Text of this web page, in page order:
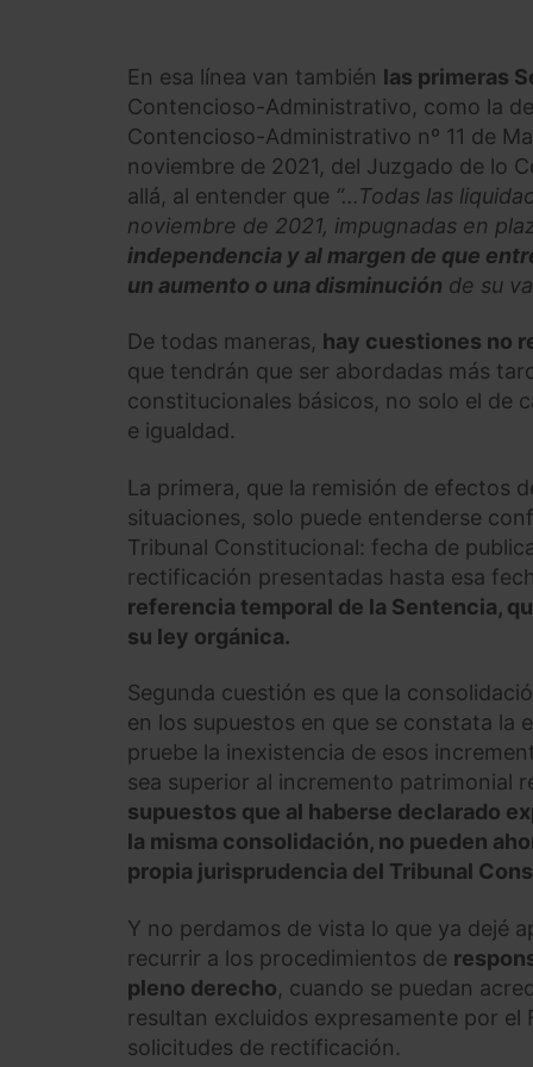
En esa línea van también las primeras
Contencioso-Administrativo, como la
Contencioso-Administrativo nº 11 de
noviembre de 2021, del Juzgado de lo
allá, al entender que “…Todas las
noviembre de 2021, impugnadas en
independencia y al margen de que
un aumento o una disminución de su
De todas maneras, hay cuestiones no
que tendrán que ser abordadas más
constitucionales básicos, no solo el de
e igualdad.
La primera, que la remisión de efectos
situaciones, solo puede entenderse
Tribunal Constitucional: fecha de
rectificación presentadas hasta esa
referencia temporal de la Sentencia,
su ley orgánica.
Segunda cuestión es que la
en los supuestos en que se constata la
pruebe la inexistencia de esos
sea superior al incremento patrimonial
supuestos que al haberse declarado
la misma consolidación, no pueden
propia jurisprudencia del Tribunal
Y no perdamos de vista lo que ya dejé
recurrir a los procedimientos de
pleno derecho, cuando se puedan
resultan excluidos expresamente por el
solicitudes de rectificación.